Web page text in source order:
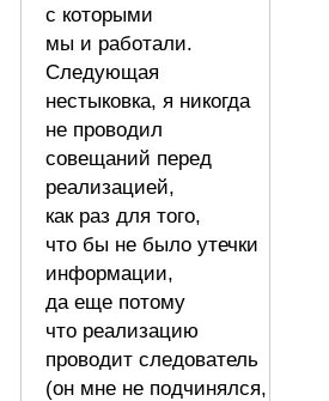
с которыми
мы и работали.
Следующая
нестыковка, я никогда
не проводил
совещаний перед
реализацией,
как раз для того,
что бы не было утечки
информации,
да еще потому
что реализацию
проводит следователь
(он мне не подчинялся,